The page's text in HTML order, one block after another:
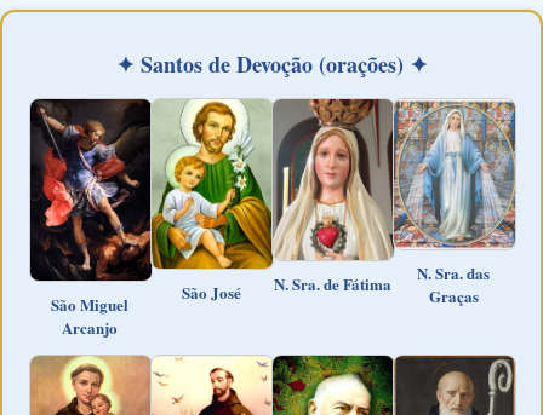
✦ Santos de Devoção (orações) ✦
São Miguel
Arcanjo
São José N. Sra. de Fátima
N. Sra. das
Graças